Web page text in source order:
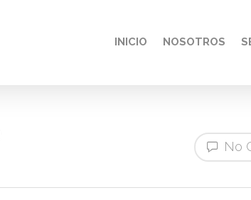
INICIO NOSOTROS
No